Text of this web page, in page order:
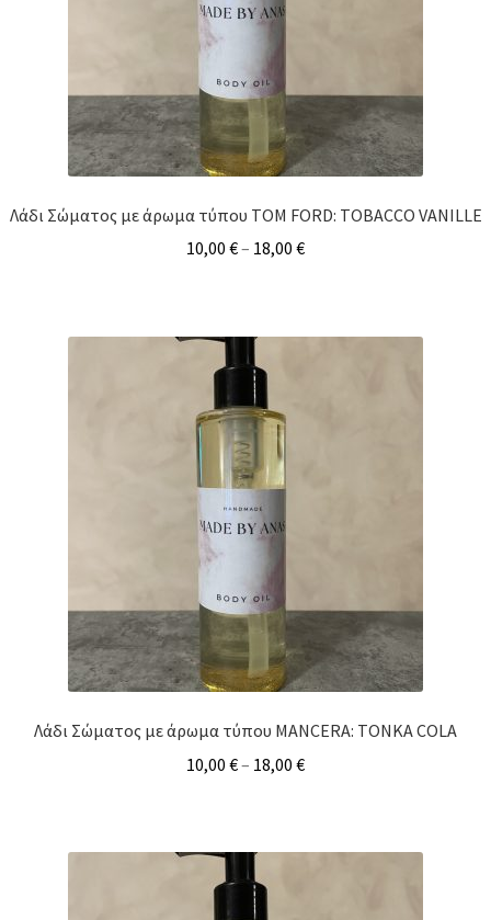
Λάδι Σώματος με άρωμα τύπου TOM FORD: TOBACCO VANILLE
10,00 €– 18,00 €
Λάδι Σώματος με άρωμα τύπου MANCERA: TONKA COLA
10,00 €– 18,00 €